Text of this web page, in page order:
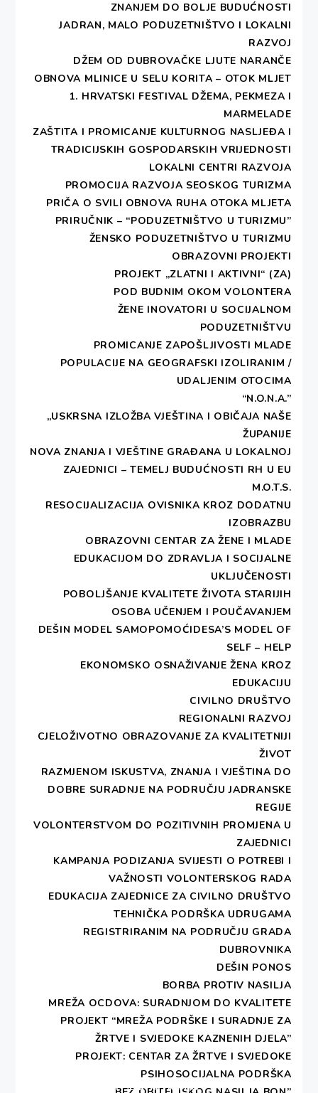
ZNANJEM DO BOLJE BUDUĆNOSTI
JADRAN, MALO PODUZETNIŠTVO I LOKALNI
RAZVOJ
DŽEM OD DUBROVAČKE LJUTE NARANČE
OBNOVA MLINICE U SELU KORITA – OTOK MLJET
1. HRVATSKI FESTIVAL DŽEMA, PEKMEZA I
MARMELADE
ZAŠTITA I PROMICANJE KULTURNOG NASLJEĐA I
TRADICIJSKIH GOSPODARSKIH VRIJEDNOSTI
LOKALNI CENTRI RAZVOJA
PROMOCIJA RAZVOJA SEOSKOG TURIZMA
PRIČA O SVILI OBNOVA RUHA OTOKA MLJETA
PRIRUČNIK – “PODUZETNIŠTVO U TURIZMU”
ŽENSKO PODUZETNIŠTVO U TURIZMU
OBRAZOVNI PROJEKTI
PROJEKT „ZLATNI I AKTIVNI“ (ZA)
POD BUDNIM OKOM VOLONTERA
ŽENE INOVATORI U SOCIJALNOM
PODUZETNIŠTVU
PROMICANJE ZAPOŠLJIVOSTI MLADE
POPULACIJE NA GEOGRAFSKI IZOLIRANIM /
UDALJENIM OTOCIMA
“N.O.N.A.”
„USKRSNA IZLOŽBA VJEŠTINA I OBIČAJA NAŠE
ŽUPANIJE
NOVA ZNANJA I VJEŠTINE GRAĐANA U LOKALNOJ
ZAJEDNICI – TEMELJ BUDUĆNOSTI RH U EU
M.O.T.S.
RESOCIJALIZACIJA OVISNIKA KROZ DODATNU
IZOBRAZBU
OBRAZOVNI CENTAR ZA ŽENE I MLADE
EDUKACIJOM DO ZDRAVLJA I SOCIJALNE
UKLJUČENOSTI
POBOLJŠANJE KVALITETE ŽIVOTA STARIJIH
OSOBA UČENJEM I POUČAVANJEM
DEŠIN MODEL SAMOPOMOĆIDESA’S MODEL OF
SELF – HELP
EKONOMSKO OSNAŽIVANJE ŽENA KROZ
EDUKACIJU
CIVILNO DRUŠTVO
REGIONALNI RAZVOJ
CJELOŽIVOTNO OBRAZOVANJE ZA KVALITETNIJI
ŽIVOT
RAZMJENOM ISKUSTVA, ZNANJA I VJEŠTINA DO
DOBRE SURADNJE NA PODRUČJU JADRANSKE
REGIJE
VOLONTERSTVOM DO POZITIVNIH PROMJENA U
ZAJEDNICI
KAMPANJA PODIZANJA SVIJESTI O POTREBI I
VAŽNOSTI VOLONTERSKOG RADA
EDUKACIJA ZAJEDNICE ZA CIVILNO DRUŠTVO
TEHNIČKA PODRŠKA UDRUGAMA
REGISTRIRANIM NA PODRUČJU GRADA
DUBROVNIKA
DEŠIN PONOS
BORBA PROTIV NASILJA
MREŽA OCDOVA: SURADNJOM DO KVALITETE
PROJEKT “MREŽA PODRŠKE I SURADNJE ZA
ŽRTVE I SVJEDOKE KAZNENIH DJELA”
PROJEKT: CENTAR ZA ŽRTVE I SVJEDOKE
PSIHOSOCIJALNA PODRŠKA
prezentacijom projekta “Put svile” ,koji su učenici
drugih razreda dubrovačke Ekonomske i trgovačke
škole osmislili u suradnji s Dešom i koja je održana
31.05. o.g. u prostorima Deše u Lazaretima, DEŠA
– Dubrovnik je uspješno završila projekt “Baština u
nama i oko nas”, kojeg je financiralo Ministarstvo
znanosti, obrazovanja i sporta. Osnovne aktivnosti
projekta su bila predavanja o baštini našeg kraja s
ciljem obogaćivanja spoznaje mlađih generacija o
bogatstvu kulturne baštine koju nasljeđujemo, te
kreativne radionice (kamenoklesarstvo, primorski
vez, pletenje vrša i košića, te svilogojstvo). Glavni
cilj projekta je bio pridonijeti općem podizanju
svijesti o važnosti očuvanja povijesno-kulturne
baštine i nacionalnog identiteta.
U sklopu projekta provedene su kreativne radionice
izrade primorskog veza u Slanom, radionice
kamenoklesarstva na Korčuli i u Slanom, radionice
pletenjavrša i košića na Mljetu, te radionice i
predavanja o svilarstvu i svilogojstvu u Dubrovniku i
okolici, sve s ciljem poticanja kreativnih vještina i
U projektne aktivnosti su bili uključeni učenici
osnovnih škola Ivan Gundulić i Marin Držić iz
Dubrovnika, osnovne škole Petra Kanavelića iz
Korčule, osnovne škole Mljet , osnovne škole
Slano, te učenici Ekonomske i trgovačke škole
Dubrovnik. Preko stotinu pedeset učenika, zajedno
sa svojim nastavnicima, aktivno je sudjelovalo u
svakoj projektnoj aktivnosti, a realizirane su i
završne izložbe dječjih radova na temu “Suvenir iz
baštine” u prostorima osnovnih škola Petar
Kanavelić i Slano, te u prostorijama udruge DEŠA-
Provedba ovog projekta pokazala je svima nama
kolika je važnost naše povijesne i kulturne baštine
za očuvanje nacionalnog identiteta, te njeno
prenošenje na mlađe generacije. Ujedno, ispravno
valorizirana stara umijeća, te na kreativan način
približena mladim ljudima, otvaraju im nove
mogućnosti i rješenja njihove egzistencije u
NOVOSTI
Navigacija
objava
Previous
Previous
Stipendije učenicima
obrtničkih zanimanja